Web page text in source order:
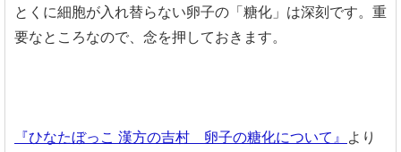
とくに細胞が入れ替らない卵子の「糖化」は深刻です。重
要なところなので、念を押しておきます。
『ひなたぼっこ 漢方の吉村 卵子の糖化について』 より